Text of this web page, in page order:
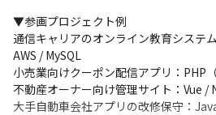
▼参画プロジェクト例
通信キャリアのオンライン教育シス
AWS / MySQL
小売業向けクーポン配信アプリ：PHP
不動産オーナー向け管理サイト：Vue /
大手自動車会社アプリの改修保守：